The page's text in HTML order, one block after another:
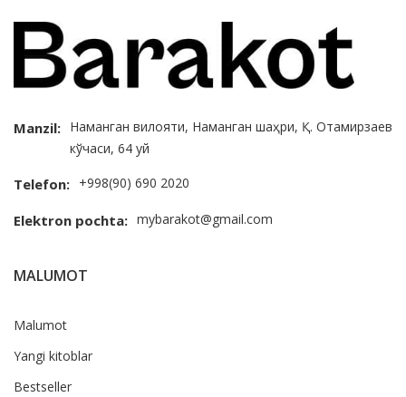
Manzil: Наманган вилояти, Наманган шаҳри, Қ. Отамирзаев
кўчаси, 64 уй
Telefon: +998(90) 690 2020
Elektron pochta: mybarakot@gmail.com
MALUMOT
Malumot
Yangi kitoblar
Bestseller